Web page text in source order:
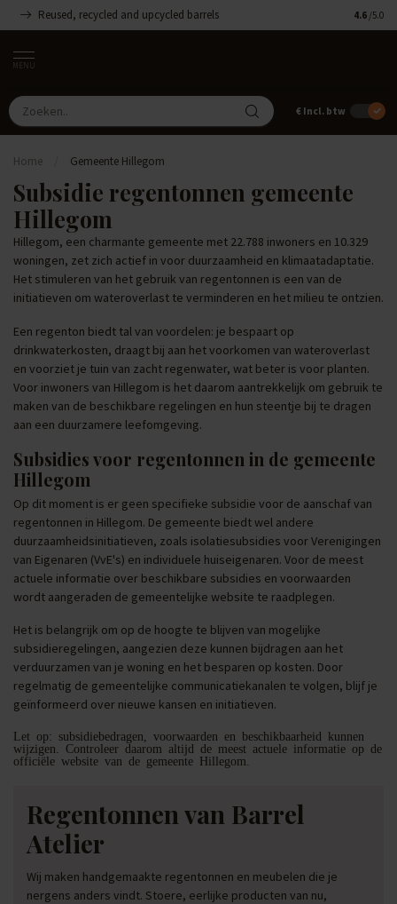
Reused, recycled and upcycled barrels 4.6 /5.0
MENU
€ Incl. btw
Home Gemeente Hillegom
Subsidie regentonnen gemeente
Hillegom
Hillegom, een charmante gemeente met 22.788 inwoners en 10.329
woningen, zet zich actief in voor duurzaamheid en klimaatadaptatie.
Het stimuleren van het gebruik van regentonnen is een van de
initiatieven om wateroverlast te verminderen en het milieu te ontzien.
Een regenton biedt tal van voordelen: je bespaart op
drinkwaterkosten, draagt bij aan het voorkomen van wateroverlast
en voorziet je tuin van zacht regenwater, wat beter is voor planten.
Voor inwoners van Hillegom is het daarom aantrekkelijk om gebruik te
maken van de beschikbare regelingen en hun steentje bij te dragen
aan een duurzamere leefomgeving.
Subsidies voor regentonnen in de gemeente
Hillegom
Op dit moment is er geen specifieke subsidie voor de aanschaf van
regentonnen in Hillegom. De gemeente biedt wel andere
duurzaamheidsinitiatieven, zoals isolatiesubsidies voor Verenigingen
van Eigenaren (VvE's) en individuele huiseigenaren. Voor de meest
actuele informatie over beschikbare subsidies en voorwaarden
wordt aangeraden de gemeentelijke website te raadplegen.
Het is belangrijk om op de hoogte te blijven van mogelijke
subsidieregelingen, aangezien deze kunnen bijdragen aan het
verduurzamen van je woning en het besparen op kosten. Door
regelmatig de gemeentelijke communicatiekanalen te volgen, blijf je
geïnformeerd over nieuwe kansen en initiatieven.
Let op: subsidiebedragen, voorwaarden en beschikbaarheid kunnen
wijzigen. Controleer daarom altijd de meest actuele informatie op de
officiële website van de gemeente Hillegom.
Regentonnen van Barrel
Atelier
Wij maken handgemaakte regentonnen en meubelen die je
nergens anders vindt. Stoere, eerlijke producten van nu,